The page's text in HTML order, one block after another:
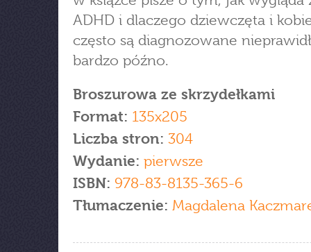
ADHD i dlaczego dziewczęta i
często są diagnozowane
bardzo późno.
Broszurowa ze skrzydełkami
Format: 135x205
Liczba stron: 304
Wydanie: pierwsze
ISBN: 978-83-8135-365-6
Tłumaczenie: Magdalena